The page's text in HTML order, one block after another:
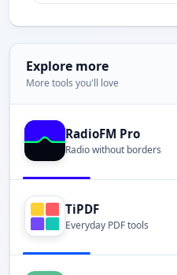
Explore more
More tools you'll love
RadioFM Pro
Radio without borders
TiPDF
Everyday PDF tools